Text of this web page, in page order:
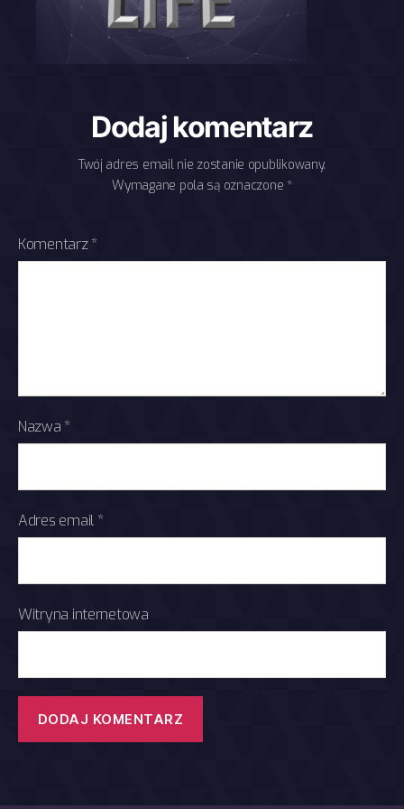
Dodaj komentarz
Twój adres email nie zostanie opublikowany.
Wymagane pola są oznaczone *
Komentarz*
Nazwa *
Adres email *
Witryna internetowa